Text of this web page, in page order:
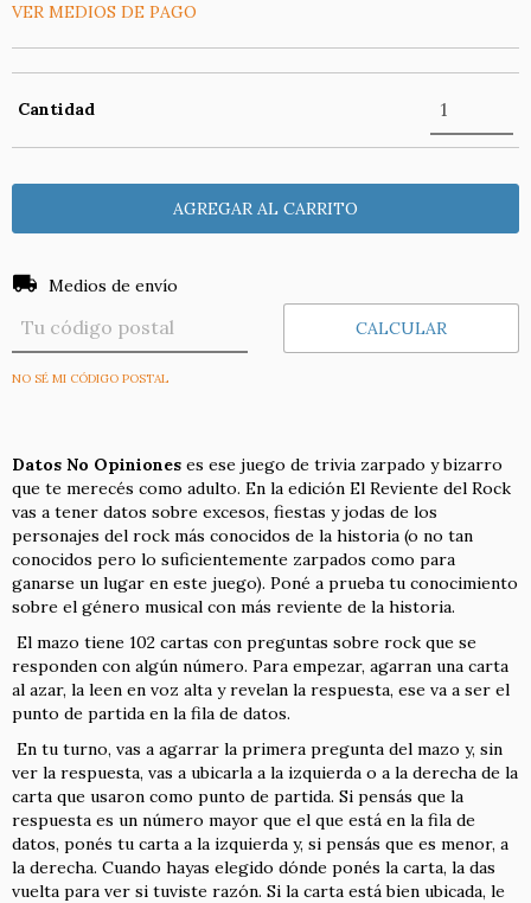
VER MEDIOS DE PAGO
Cantidad
Entregas para el CP:
Medios de envío
CALCULAR
NO SÉ MI CÓDIGO POSTAL
Datos No Opiniones es ese juego de trivia zarpado y bizarro
que te merecés como adulto. En la edición El Reviente del Rock
vas a tener datos sobre excesos, fiestas y jodas de los
personajes del rock más conocidos de la historia (o no tan
conocidos pero lo suficientemente zarpados como para
ganarse un lugar en este juego). Poné a prueba tu conocimiento
sobre el género musical con más reviente de la historia.
El mazo tiene 102 cartas con preguntas sobre rock que se
responden con algún número. Para empezar, agarran una carta
al azar, la leen en voz alta y revelan la respuesta, ese va a ser el
punto de partida en la fila de datos.
En tu turno, vas a agarrar la primera pregunta del mazo y, sin
ver la respuesta, vas a ubicarla a la izquierda o a la derecha de la
carta que usaron como punto de partida. Si pensás que la
respuesta es un número mayor que el que está en la fila de
datos, ponés tu carta a la izquierda y, si pensás que es menor, a
la derecha. Cuando hayas elegido dónde ponés la carta, la das
vuelta para ver si tuviste razón. Si la carta está bien ubicada, le